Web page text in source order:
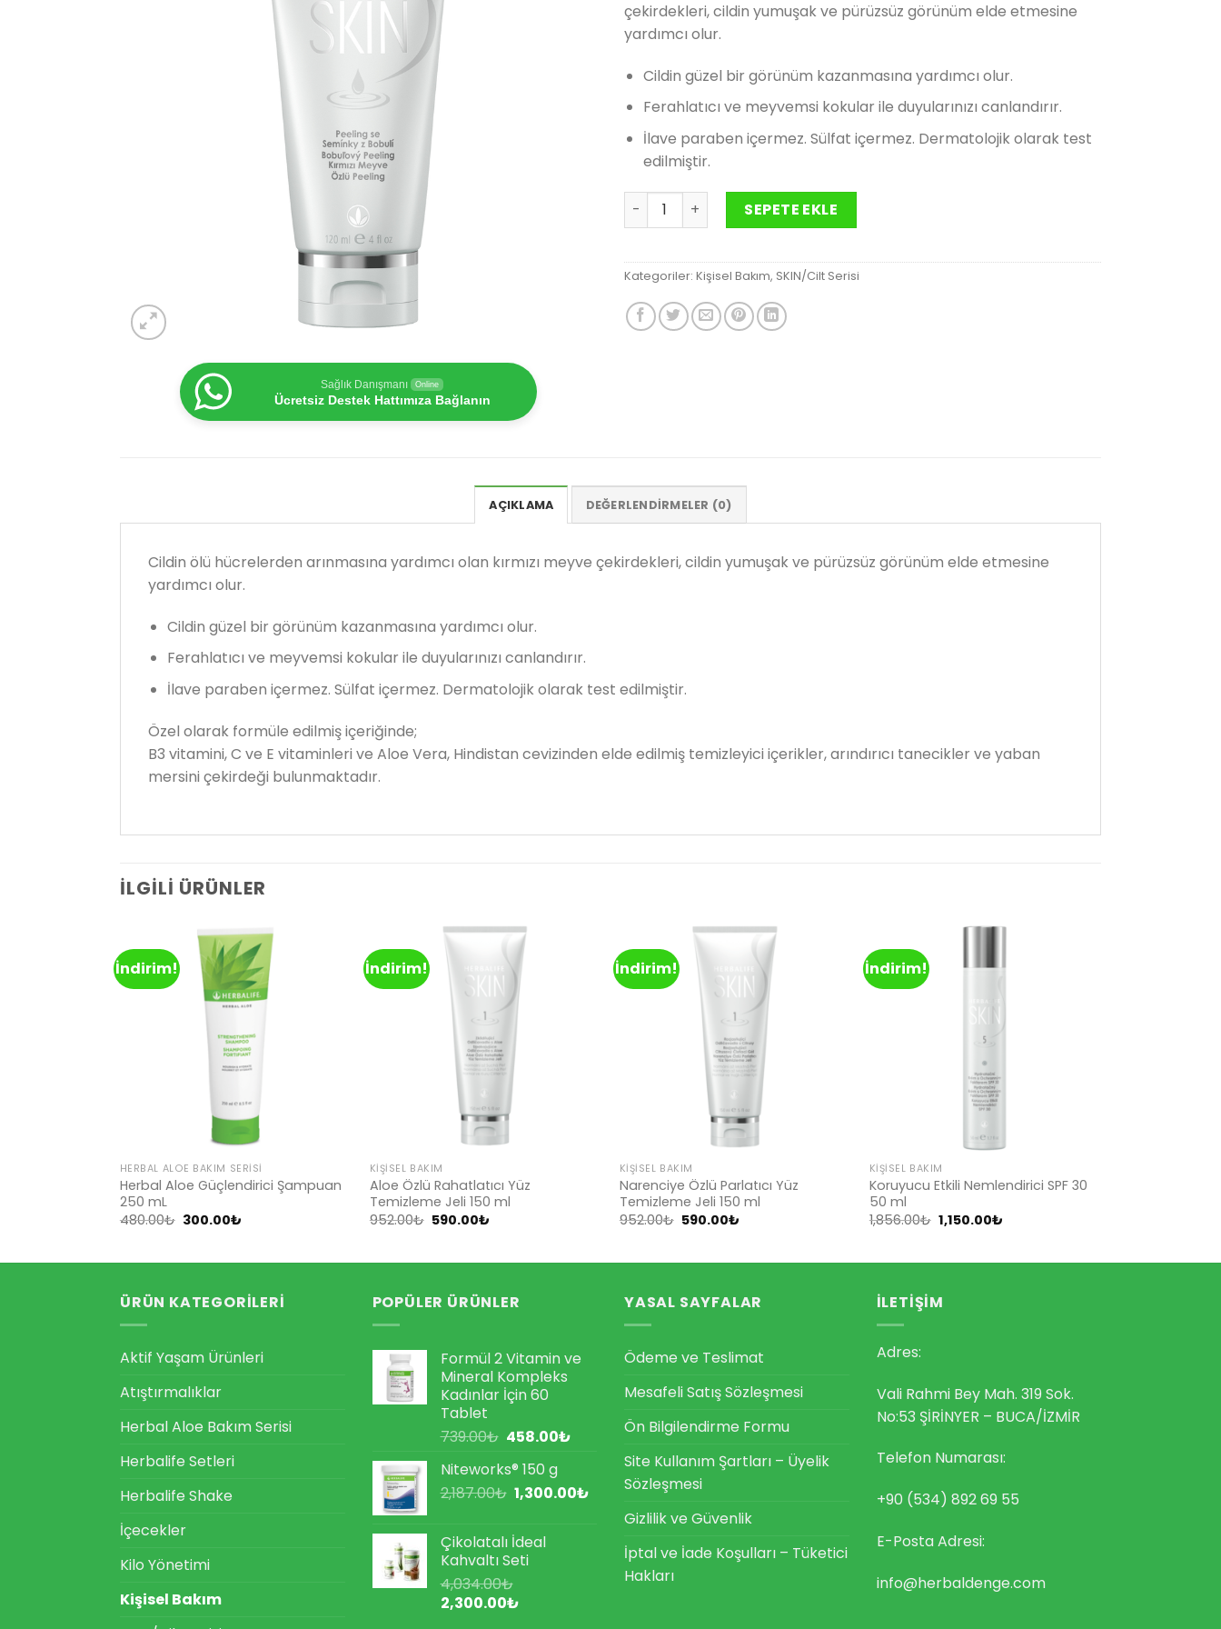
Sağlık Danışmanı Online
Ücretsiz Destek Hattımıza Bağlanın
490.00₺.
çekirdekleri, cildin yumuşak ve pürüzsüz görünüm elde etmesine
yardımcı olur.
Cildin güzel bir görünüm kazanmasına yardımcı olur.
Ferahlatıcı ve meyvemsi kokular ile duyularınızı canlandırır.
İlave paraben içermez. Sülfat içermez. Dermatolojik olarak test
edilmiştir.
Kırmızı Meyve Özlü Peeling 120 ml adet
SEPETE EKLE
Kategoriler: Kişisel Bakım, SKIN/Cilt Serisi
AÇIKLAMA DEĞERLENDIRMELER (0)
Cildin ölü hücrelerden arınmasına yardımcı olan kırmızı meyve çekirdekleri, cildin yumuşak ve pürüzsüz görünüm elde etmesine
yardımcı olur.
Cildin güzel bir görünüm kazanmasına yardımcı olur.
Ferahlatıcı ve meyvemsi kokular ile duyularınızı canlandırır.
İlave paraben içermez. Sülfat içermez. Dermatolojik olarak test edilmiştir.
Özel olarak formüle edilmiş içeriğinde;
B3 vitamini, C ve E vitaminleri ve Aloe Vera, Hindistan cevizinden elde edilmiş temizleyici içerikler, arındırıcı tanecikler ve yaban
mersini çekirdeği bulunmaktadır.
İLGILI ÜRÜNLER
İndirim!
HERBAL ALOE BAKIM SERISI
Herbal Aloe Güçlendirici Şampuan
250 mL
480.00₺ Orijinal
300.00₺
İndirim!
KIŞISEL BAKIM
Aloe Özlü Rahatlatıcı Yüz
Temizleme Jeli 150 ml
952.00₺ Orijinal
590.00₺
İndirim!
KIŞISEL BAKIM
Narenciye Özlü Parlatıcı Yüz
Temizleme Jeli 150 ml
952.00₺ Orijinal
590.00₺
İndirim!
KIŞISEL BAKIM
Koruyucu Etkili Nemlendirici SPF 30
50 ml
1,856.00₺ Orijinal
fiyat:
1,150.00₺
ÜRÜN KATEGORILERI
Aktif Yaşam Ürünleri
Atıştırmalıklar
Herbal Aloe Bakım Serisi
Herbalife Setleri
Herbalife Shake
İçecekler
Kilo Yönetimi
Kişisel Bakım
POPÜLER ÜRÜNLER
Formül 2 Vitamin ve
Mineral Kompleks
Kadınlar İçin 60
Tablet
739.00₺ Orijinal
739.00₺.
458.00₺Şu
458.00₺.
Niteworks® 150 g
2,187.00₺ Orijinal
2,187.00₺.
1,300.00₺Şu
andaki
1,300.00₺.
Çikolatalı İdeal
Kahvaltı Seti
4,034.00₺
Orijinal
2,300.00₺Şu
YASAL SAYFALAR
Ödeme ve Teslimat
Mesafeli Satış Sözleşmesi
Ön Bilgilendirme Formu
Site Kullanım Şartları – Üyelik
Sözleşmesi
Gizlilik ve Güvenlik
İptal ve İade Koşulları – Tüketici
Hakları
İLETIŞIM
Adres:
Vali Rahmi Bey Mah. 319 Sok.
No:53 ŞİRİNYER – BUCA/İZMİR
Telefon Numarası:
+90 (534) 892 69 55
E-Posta Adresi:
info@herbaldenge.com